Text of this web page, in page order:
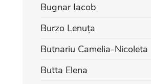
Bugnar Iacob
Burzo Lenuța
Butnariu Camelia-Nicoleta
Butta Elena